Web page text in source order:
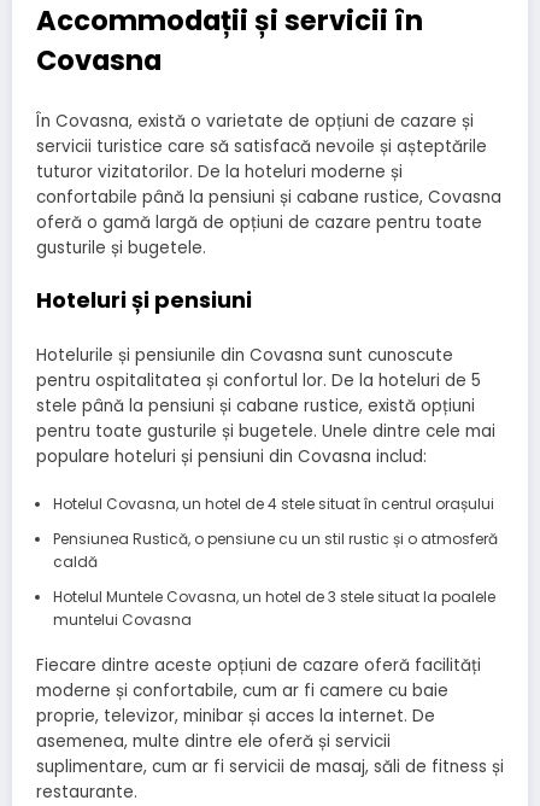
Accommodații și servicii în
Covasna
În Covasna, există o varietate de opțiuni de cazare și
servicii turistice care să satisfacă nevoile și așteptările
tuturor vizitatorilor. De la hoteluri moderne și
confortabile până la pensiuni și cabane rustice, Covasna
oferă o gamă largă de opțiuni de cazare pentru toate
gusturile și bugetele.
Hoteluri și pensiuni
Hotelurile și pensiunile din Covasna sunt cunoscute
pentru ospitalitatea și confortul lor. De la hoteluri de 5
stele până la pensiuni și cabane rustice, există opțiuni
pentru toate gusturile și bugetele. Unele dintre cele mai
populare hoteluri și pensiuni din Covasna includ:
Hotelul Covasna, un hotel de 4 stele situat în centrul orașului
Pensiunea Rustică, o pensiune cu un stil rustic și o atmosferă
caldă
Hotelul Muntele Covasna, un hotel de 3 stele situat la poalele
muntelui Covasna
Fiecare dintre aceste opțiuni de cazare oferă facilități
moderne și confortabile, cum ar fi camere cu baie
proprie, televizor, minibar și acces la internet. De
asemenea, multe dintre ele oferă și servicii
suplimentare, cum ar fi servicii de masaj, săli de fitness și
restaurante.